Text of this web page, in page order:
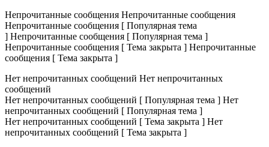
Непрочитанные сообщения Непрочитанные сообщения
Непрочитанные сообщения [ Популярная тема
] Непрочитанные сообщения [ Популярная тема ]
Непрочитанные сообщения [ Тема закрыта ] Непрочитанные
сообщения [ Тема закрыта ]
Нет непрочитанных сообщений Нет непрочитанных
сообщений
Нет непрочитанных сообщений [ Популярная тема ] Нет
непрочитанных сообщений [ Популярная тема ]
Нет непрочитанных сообщений [ Тема закрыта ] Нет
непрочитанных сообщений [ Тема закрыта ]